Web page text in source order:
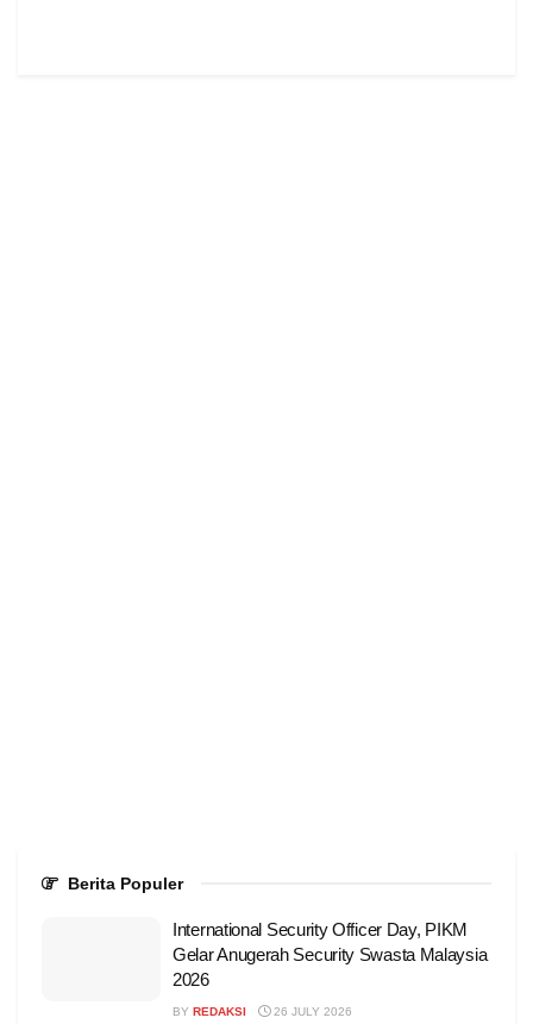
Berita Populer
International Security Officer Day, PIKM
Gelar Anugerah Security Swasta Malaysia
2026
BY REDAKSI 26 JULY 2026